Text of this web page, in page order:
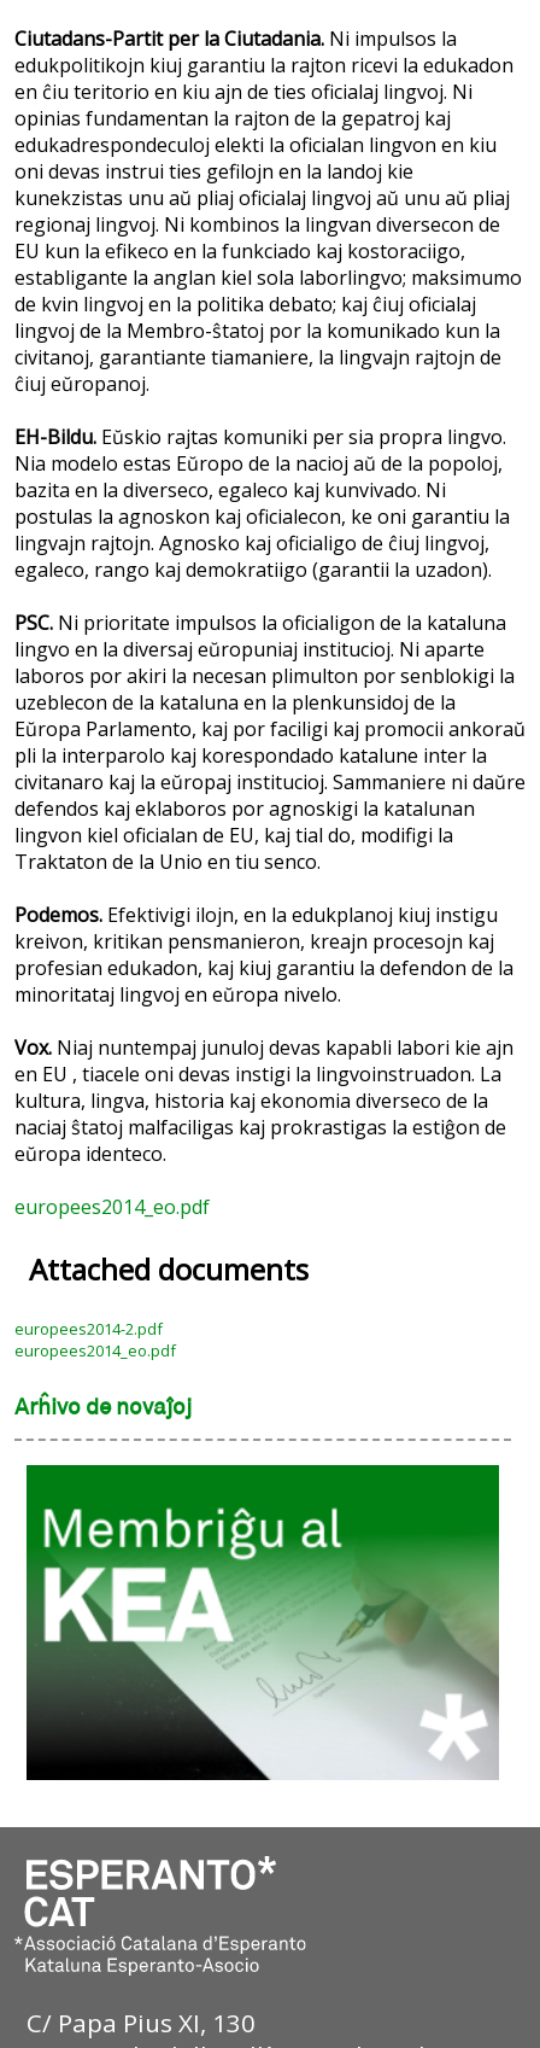
Ciutadans-Partit per la Ciutadania. Ni impulsos la
edukpolitikojn kiuj garantiu la rajton ricevi la edukadon
en ĉiu teritorio en kiu ajn de ties oficialaj lingvoj. Ni
opinias fundamentan la rajton de la gepatroj kaj
edukadrespondeculoj elekti la oficialan lingvon en kiu
oni devas instrui ties gefilojn en la landoj kie
kunekzistas unu aŭ pliaj oficialaj lingvoj aŭ unu aŭ pliaj
regionaj lingvoj. Ni kombinos la lingvan diversecon de
EU kun la efikeco en la funkciado kaj kostoraciigo,
establigante la anglan kiel sola laborlingvo; maksimumo
de kvin lingvoj en la politika debato; kaj ĉiuj oficialaj
lingvoj de la Membro-ŝtatoj por la komunikado kun la
civitanoj, garantiante tiamaniere, la lingvajn rajtojn de
ĉiuj eŭropanoj.
EH-Bildu. Eŭskio rajtas komuniki per sia propra lingvo.
Nia modelo estas Eŭropo de la nacioj aŭ de la popoloj,
bazita en la diverseco, egaleco kaj kunvivado. Ni
postulas la agnoskon kaj oficialecon, ke oni garantiu la
lingvajn rajtojn. Agnosko kaj oficialigo de ĉiuj lingvoj,
egaleco, rango kaj demokratiigo (garantii la uzadon).
PSC. Ni prioritate impulsos la oficialigon de la kataluna
lingvo en la diversaj eŭropuniaj institucioj. Ni aparte
laboros por akiri la necesan plimulton por senblokigi la
uzeblecon de la kataluna en la plenkunsidoj de la
Eŭropa Parlamento, kaj por faciligi kaj promocii ankoraŭ
pli la interparolo kaj korespondado katalune inter la
civitanaro kaj la eŭropaj institucioj. Sammaniere ni daŭre
defendos kaj eklaboros por agnoskigi la katalunan
lingvon kiel oficialan de EU, kaj tial do, modifigi la
Traktaton de la Unio en tiu senco.
Podemos. Efektivigi ilojn, en la edukplanoj kiuj instigu
kreivon, kritikan pensmanieron, kreajn procesojn kaj
profesian edukadon, kaj kiuj garantiu la defendon de la
minoritataj lingvoj en eŭropa nivelo.
Vox. Niaj nuntempaj junuloj devas kapabli labori kie ajn
en EU , tiacele oni devas instigi la lingvoinstruadon. La
kultura, lingva, historia kaj ekonomia diverseco de la
naciaj ŝtatoj malfaciligas kaj prokrastigas la estiĝon de
eŭropa identeco.
europees2014_eo.pdf
Attached documents
europees2014-2.pdf
europees2014_eo.pdf
Arĥivo de novaĵoj
C/ Papa Pius XI, 130